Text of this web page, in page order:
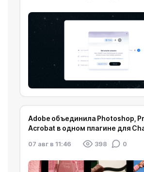
Adobe объединила Photoshop,
Acrobat в одном плагине для
07 авг в 11:46 398 0